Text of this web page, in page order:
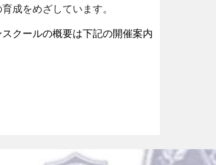
成をめざしています。
クールの概要は下記の開催案内